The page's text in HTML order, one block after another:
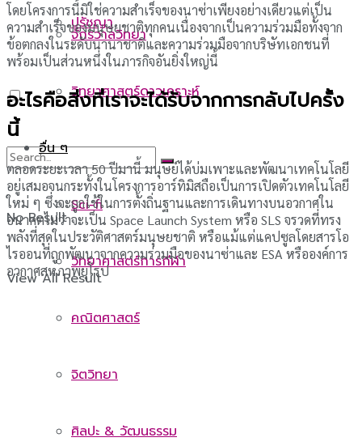
ปรัชญา
No Result
View All Result
จักรวาลวิทยา
วิทยาศาสตร์ดาวเคราะห์
อื่น ๆ
Sci-fi
วิทยาศาสตร์การกีฬา
คณิตศาสตร์
จิตวิทยา
ศิลปะ & วัฒนธรรม
โดยโครงการนี้มิใช่ความสำเร็จของนาซ่าเพียงอย่างเดียวแต่เป็น
ความสำเร็จของมนุษยชาติทุกคนเนื่องจากเป็นความร่วมมือทั้งจาก
ข้อตกลงในระดับนานาชาติและความร่วมมือจากบริษัทเอกชนที่
พร้อมเป็นส่วนหนึ่งในภารกิจอันยิ่งใหญ่นี้
อะไรคือสิ่งที่เราจะได้รับจากการกลับไปครั้ง
นี้
ตลอดระยะเวลา 50 ปีมานี้ มนุษย์ได้บ่มเพาะและพัฒนาเทคโนโลยี
อยู่เสมอจนกระทั้งในโครงการอาร์ทิมิสถือเป็นการเปิดตัวเทคโนโลยี
ใหม่ ๆ ซึ่งจะถูกใช้ในการตั้งถิ่นฐานและการเดินทางบนอวกาศใน
อนาคตไม่ว่าจะเป็น Space Launch System หรือ SLS จรวดที่ทรง
พลังที่สุดในประวัติศาสตร์มนุษยชาติ หรือแม้แต่แคปซูลโดยสารโอ
ไรออนที่ถูกพัฒนาจากความร่วมมือของนาซ่าและ ESA หรือองค์การ
อวกาศสหภาพยุโรป